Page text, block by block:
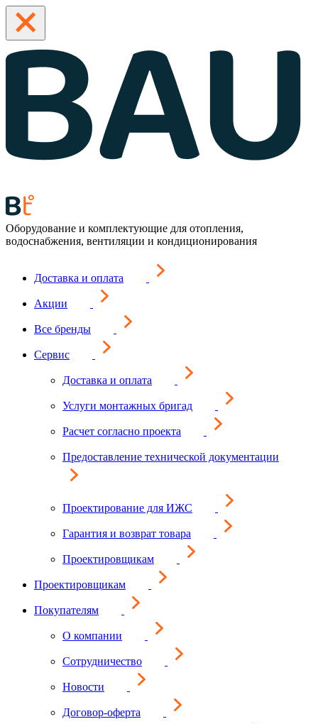
Оборудование и комплектующие для отопления,
водоснабжения, вентиляции и кондиционирования
Доставка и оплата
Акции
Все бренды
Сервис
Доставка и оплата
Услуги монтажных бригад
Расчет согласно проекта
Предоставление технической документации
Проектирование для ИЖС
Гарантия и возврат товара
Проектировщикам
Проектировщикам
Покупателям
О компании
Сотрудничество
Новости
Договор-оферта